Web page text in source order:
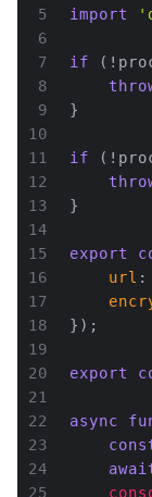
5
6
7
8
9
10
11
12
13
14
15
16
17
18
19
20
21
22
23
24
25
import
if
}
if
}
export
url :
});
export
async